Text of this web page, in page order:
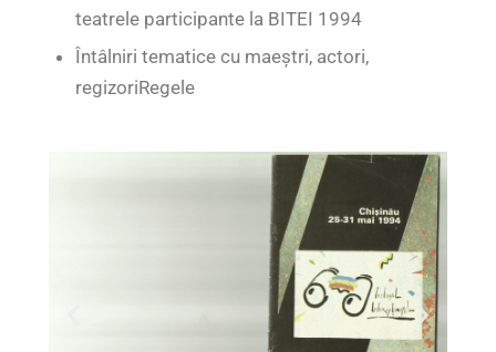
teatrele participante la BITEI 1994
Întâlniri tematice cu maeștri, actori,
regizoriRegele